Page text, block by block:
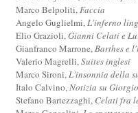
Marco Belpoliti,Faccia
Angelo Guglielmi,L'inferno
Elio Grazioli,Gianni Celati e
Gianfranco Marrone,Barthes e
Valerio Magrelli,Suites inglesi
Marco Sironi,L'insonnia della
Italo Calvino,Notizia su
Stefano Bartezzaghi, Celati fra